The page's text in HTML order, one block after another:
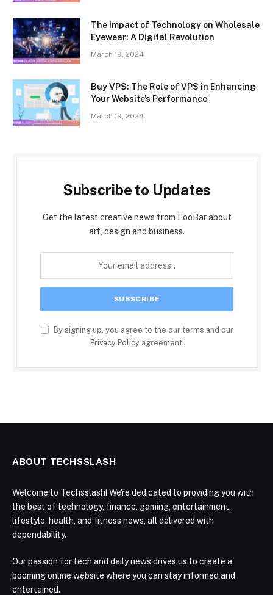
The Impact of Technology on Wholesale
Eyewear: A Digital Revolution
March 19, 2024
Buy VPS: The Role of VPS in Enhancing
Your Website’s Performance
March 19, 2024
Subscribe to Updates
Get the latest creative news from FooBar about
art, design and business.
By signing up, you agree to the our terms and our
Privacy Policyagreement.
ABOUT TECHSSLASH
Welcome to Techsslash! We're dedicated to providing you with
the best of technology, finance, gaming, entertainment,
lifestyle, health, and fitness news, all delivered with
dependability.
Our passion for tech and daily news drives us to create a
booming online website where you can stay informed and
entertained.